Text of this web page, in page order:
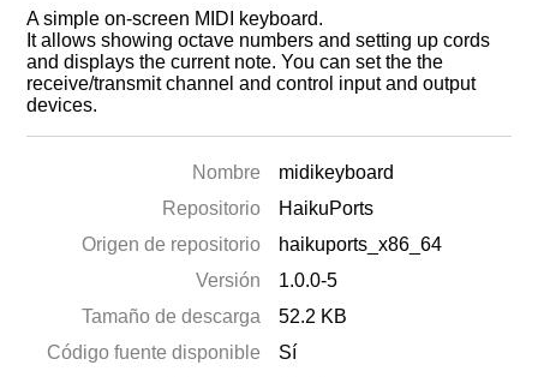
A simple on-screen MIDI keyboard.
It allows showing octave numbers and setting up cords
and displays the current note. You can set the the
receive/transmit channel and control input and output
devices.
Nombre
midikeyboard
Repositorio
HaikuPorts
Origen de repositorio
haikuports_x86_64
Versión
1.0.0-5
Tamaño de descarga
52.2 KB
Código fuente disponible
Sí